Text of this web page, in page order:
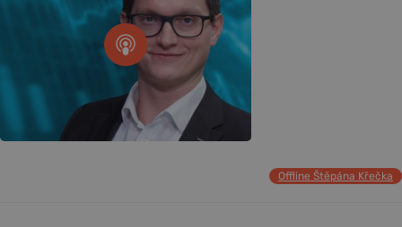
Offline Štěpána Křečka